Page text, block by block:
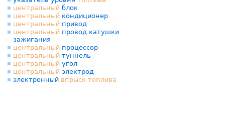
центральный блок
центральный кондиционер
центральный привод
центральный провод катушки
зажигания
центральный процессор
центральный туннель
центральный угол
центральный электрод
электронный впрыск топлива